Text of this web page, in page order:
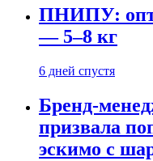
ПНИПУ:
— 5–8 кг
6 дней спустя
Бренд-
призвала
эскимо с